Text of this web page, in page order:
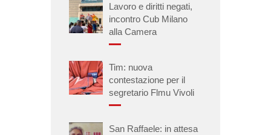
Lavoro e diritti negati,
incontro Cub Milano
alla Camera
Tim: nuova
contestazione per il
segretario Flmu Vivoli
San Raffaele: in attesa